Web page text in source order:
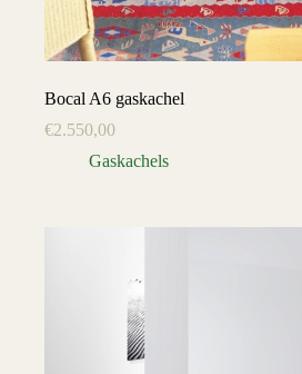
Bocal A6 gaskachel
€2.550,00
Gaskachels